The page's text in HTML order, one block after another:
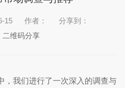
15 作者：
分享到：
二维码分享
，我们进行了一次深入的调查与